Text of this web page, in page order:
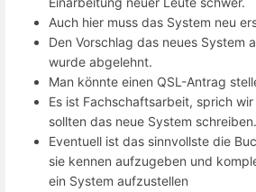
Auch hier muss das System neu
Den Vorschlag das neues System
wurde abgelehnt.
Man könnte einen QSL-Antrag
Es ist Fachschaftsarbeit, sprich
sollten das neue System schreiben.
Eventuell ist das sinnvollste die
sie kennen aufzugeben und
ein System aufzustellen